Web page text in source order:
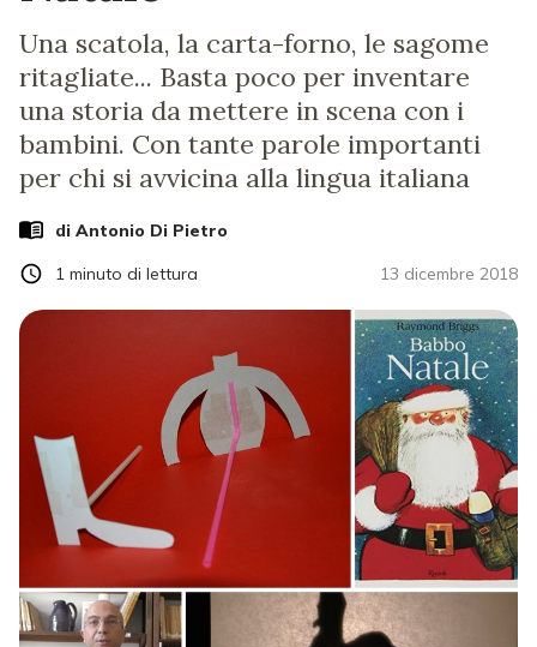
Una scatola, la carta-forno, le sagome
ritagliate... Basta poco per inventare
una storia da mettere in scena con i
bambini. Con tante parole importanti
per chi si avvicina alla lingua italiana
di Antonio Di Pietro
13 dicembre 2018
1 minuto di lettura